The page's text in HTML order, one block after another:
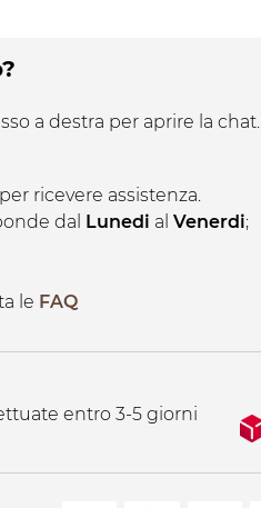
a destra per aprire la chat.
ricevere assistenza.
dal
Lunedi al Venerdi;
le FAQ
entro 3-5 giorni